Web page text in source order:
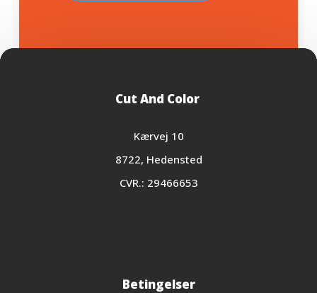
Cut And Color
Kærvej 10
8722, Hedensted
CVR.: 29466653
Betingelser